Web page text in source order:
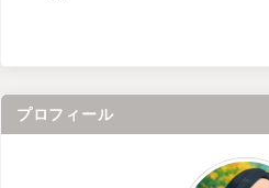
プロフィール